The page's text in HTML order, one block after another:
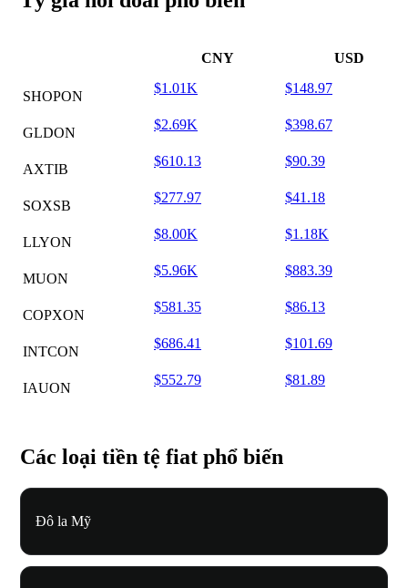
CNY USD
SHOPON
$1.01K $148.97
GLDON
$2.69K $398.67
AXTIB
$610.13 $90.39
SOXSB
$277.97 $41.18
LLYON
$8.00K $1.18K
MUON
$5.96K $883.39
COPXON
$581.35 $86.13
INTCON
$686.41 $101.69
IAUON
$552.79 $81.89
Các loại tiền tệ fiat phổ biến
Đô la Mỹ